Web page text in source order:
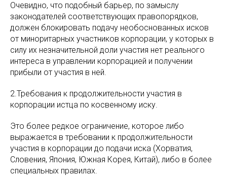
Очевидно, что подобный барьер, по замыслу
законодателей соответствующих правопорядков,
должен блокировать подачу необоснованных исков
от миноритарных участников корпорации, у которых в
силу их незначительной доли участия нет реального
интереса в управлении корпорацией и получении
прибыли от участия в ней.
2.Требования к продолжительности участия в
корпорации истца по косвенному иску.
Это более редкое ограничение, которое либо
выражается в требовании к продолжительности
участия в корпорации до подачи иска (Хорватия,
Словения, Япония, Южная Корея, Китай), либо в более
специальных правилах.